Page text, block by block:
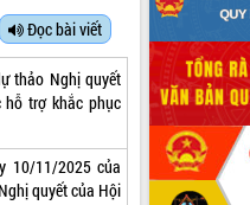
Đọc bài viết
thảo Nghị quyết
trợ khắc phục
10/11/2025 của
quyết của Hội